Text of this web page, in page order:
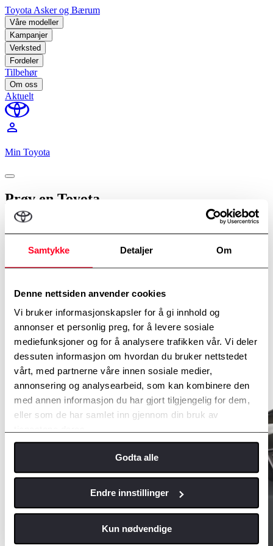
Samtykke Detaljer Om
Denne nettsiden anvender cookies
Vi bruker informasjonskapsler for å gi innhold og
annonser et personlig preg, for å levere sosiale
mediefunksjoner og for å analysere trafikken vår. Vi deler
dessuten informasjon om hvordan du bruker nettstedet
vårt, med partnerne våre innen sosiale medier,
annonsering og analysearbeid, som kan kombinere den
med annen informasjon du har gjort tilgjengelig for dem,
eller som de har samlet inn gjennom din bruk av
Godta alle
Endre innstillinger
Kun nødvendige
Toyota Asker og Bærum
Våre modeller
Kampanjer
Verksted
Fordeler
Tilbehør
Om oss
Aktuelt
perm_identity
Min Toyota
Prøv en Toyota
Velg modell, avdeling og tidspunkt.
Modell Hilux